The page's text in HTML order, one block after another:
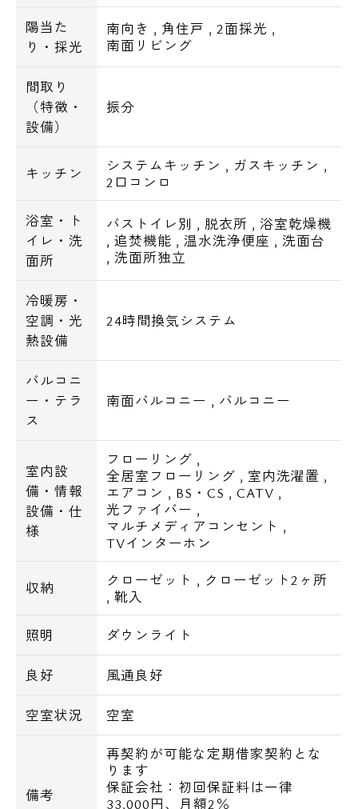
陽当た
り・採光
南向き , 角住戸 , 2面採光 ,
南面リビング
間取り
（特徴・
設備）
振分
キッチン システムキッチン , ガスキッチン ,
2口コンロ
浴室・ト
イレ・洗
面所
バストイレ別 , 脱衣所 , 浴室乾燥機
,追焚機能 , 温水洗浄便座 , 洗面台
,洗面所独立
冷暖房・
空調・光
熱設備
24時間換気システム
バルコニ
ー・テラ
ス
南面バルコニー , バルコニー
室内設
備・情報
設備・仕
様
フローリング ,
全居室フローリング , 室内洗濯置 ,
エアコン , BS・CS , CATV ,
光ファイバー ,
マルチメディアコンセント ,
TVインターホン
収納 クローゼット , クローゼット2ヶ所
,靴入
照明 ダウンライト
良好 風通良好
空室状況 空室
備考
再契約が可能な定期借家契約とな
ります
保証会社：初回保証料は一律
33,000円、月額2％